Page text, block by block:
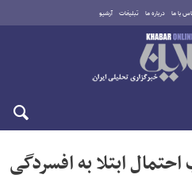
با ما درباره ما تبلیغات آرشیو
ابتلا به افسردگی